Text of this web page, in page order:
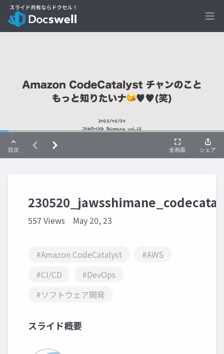
557 Views May 20, 23
#Amazon CodeCatalyst
#AWS
#CI/CD
#DevOps
#ソフトウェア開発
スライド概要